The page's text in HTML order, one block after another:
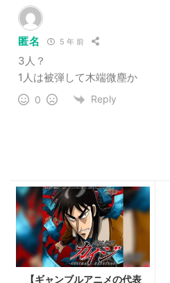
匿名 5 年 前
3人？
1人は被弾して木端微塵か
0 Reply
【ギャンブルアニメの代表